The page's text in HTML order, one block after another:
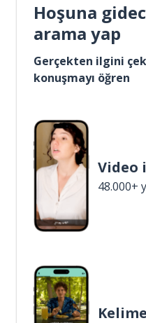
Hoşuna
arama yap
Gerçekten ilgini
konuşmayı öğren
Video
48.000+